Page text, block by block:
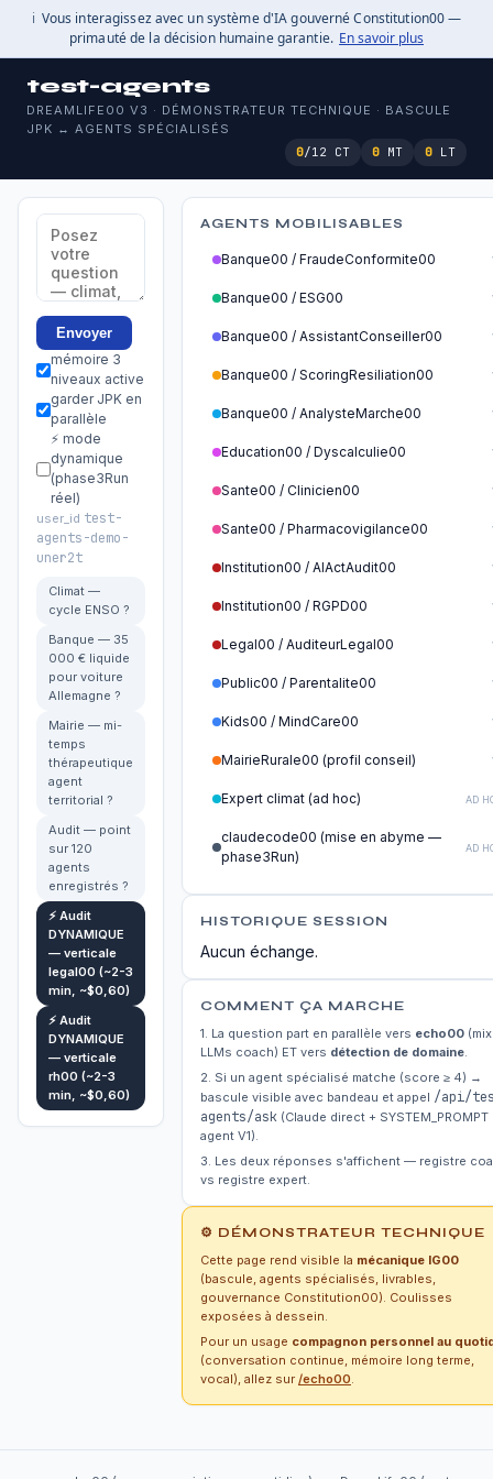
ℹ️ Vous interagissez avec un système d'IA gouverné Constitution00 —
primauté de la décision humaine garantie. En savoir plus
test-agents
DREAMLIFE00 V3 · DÉMONSTRATEUR TECHNIQUE · BASCULE
JPK ↔ AGENTS SPÉCIALISÉS
0/12 CT 0 MT 0 LT
Envoyer
mémoire 3
niveaux active
garder JPK en
parallèle
⚡ mode
dynamique
(phase3Run
réel)
user_id test-
agents-demo-
uner2t
Climat —
cycle ENSO ?
Banque — 35
000 € liquide
pour voiture
Allemagne ?
Mairie — mi-
temps
thérapeutique
agent
territorial ?
Audit — point
sur 120
agents
enregistrés ?
⚡ Audit
DYNAMIQUE
— verticale
legal00 (~2-3
min, ~$0,60)
⚡ Audit
DYNAMIQUE
— verticale
rh00 (~2-3
min, ~$0,60)
AGENTS MOBILISABLES
Banque00 / FraudeConformite00
Banque00 / ESG00
Banque00 / AssistantConseiller00
Banque00 / ScoringResiliation00
Banque00 / AnalysteMarche00
Education00 / Dyscalculie00
Sante00 / Clinicien00
Sante00 / Pharmacovigilance00
Institution00 / AIActAudit00
Institution00 / RGPD00
Legal00 / AuditeurLegal00
Public00 / Parentalite00
Kids00 / MindCare00
MairieRurale00 (profil conseil)
Expert climat (ad hoc) AD
claudecode00 (mise en abyme —
phase3Run)
AD
HISTORIQUE SESSION
Aucun échange.
COMMENT ÇA MARCHE
1. La question part en parallèle vers echo00
LLMs coach) ET vers détection de domaine.
2. Si un agent spécialisé matche (score ≥ 4) →
bascule visible avec bandeau et appel /api/
agents/ask (Claude direct + SYSTEM_PROMPT
agent V1).
3. Les deux réponses s'affichent — registre
vs registre expert.
⚙️ DÉMONSTRATEUR TECHNIQUE
Cette page rend visible la mécanique IG00
(bascule, agents spécialisés, livrables,
gouvernance Constitution00). Coulisses
exposées à dessein.
Pour un usage compagnon personnel au
(conversation continue, mémoire long terme,
vocal), allez sur /echo00.